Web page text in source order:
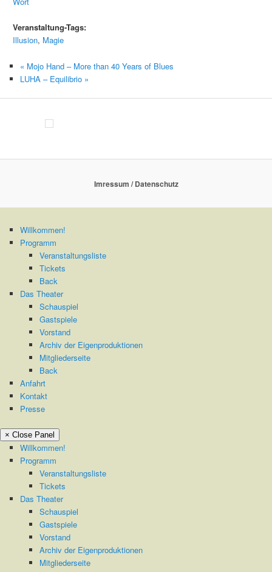
Veranstaltung-Tags:
Illusion, Magie
« Mojo Hand – More than 40 Years of Blues
LUHA – Equilibrio »
Imressum / Datenschutz
Willkommen!
Programm
Veranstaltungsliste
Tickets
Back
Das Theater
Schauspiel
Gastspiele
Vorstand
Archiv der Eigenproduktionen
Mitgliederseite
Back
Anfahrt
Kontakt
Presse
× Close Panel
Willkommen!
Programm
Veranstaltungsliste
Tickets
Das Theater
Schauspiel
Gastspiele
Vorstand
Archiv der Eigenproduktionen
Mitgliederseite